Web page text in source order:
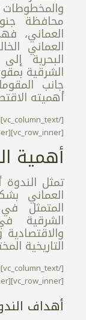
محافظة
العماني،
العماني
البحرية
الشرقية
جانب
أهميته
[vc_row_inner][vc_column_inner][vc_column_text]
أهمية
تمثل
العماني
المتمثل
الشرقية
التاريخية
[vc_row_inner][vc_column_inner][vc_column_text]
أهداف